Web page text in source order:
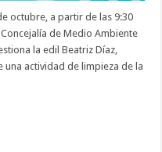
octubre, a partir de las 9:30
de Medio Ambiente
la edil Beatriz Díaz,
actividad de limpieza de la